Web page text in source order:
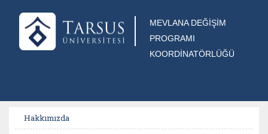
MEVLANA DEĞİŞİM
PROGRAMI
KOORDİNATÖRLÜĞÜ
Hakkımızda